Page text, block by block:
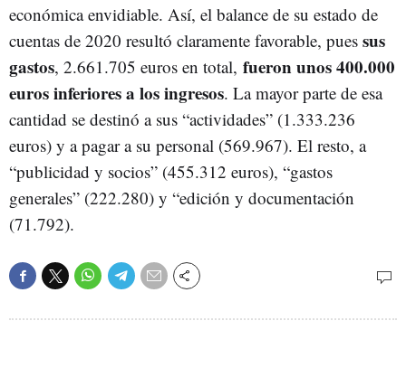
económica envidiable. Así, el balance de su estado de
cuentas de 2020 resultó claramente favorable, pues sus
gastos, 2.661.705 euros en total, fueron unos 400.000
euros inferiores a los ingresos. La mayor parte de esa
cantidad se destinó a sus “actividades” (1.333.236
euros) y a pagar a su personal (569.967). El resto, a
“publicidad y socios” (455.312 euros), “gastos
generales” (222.280) y “edición y documentación
(71.792).